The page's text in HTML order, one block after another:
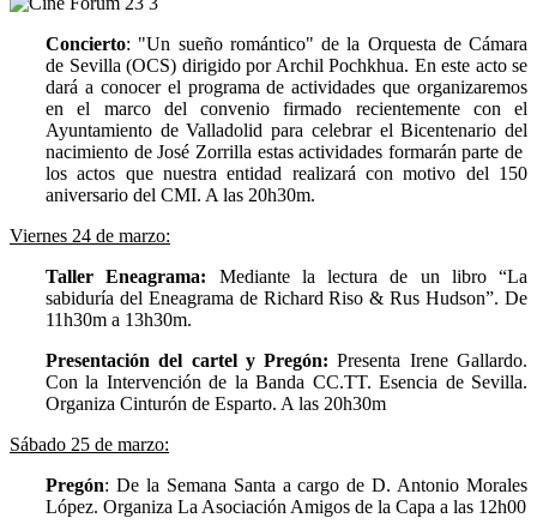
Concierto: "Un sueño romántico" de la Orquesta de Cámara
de Sevilla (OCS) dirigido por Archil Pochkhua. En este acto se
dará a conocer el programa de actividades que organizaremos
en el marco del convenio firmado recientemente con el
Ayuntamiento de Valladolid para celebrar el Bicentenario del
nacimiento de José Zorrilla estas actividades formarán parte de
los actos que nuestra entidad realizará con motivo del 150
aniversario del CMI. A las 20h30m.
Viernes 24 de marzo:
Taller Eneagrama: Mediante la lectura de un libro “La
sabiduría del Eneagrama de Richard Riso & Rus Hudson”. De
11h30m a 13h30m.
Presentación del cartel y Pregón: Presenta Irene Gallardo.
Con la Intervención de la Banda CC.TT. Esencia de Sevilla.
Organiza Cinturón de Esparto. A las 20h30m
Sábado 25 de marzo:
Pregón: De la Semana Santa a cargo de D. Antonio Morales
López. Organiza La Asociación Amigos de la Capa a las 12h00